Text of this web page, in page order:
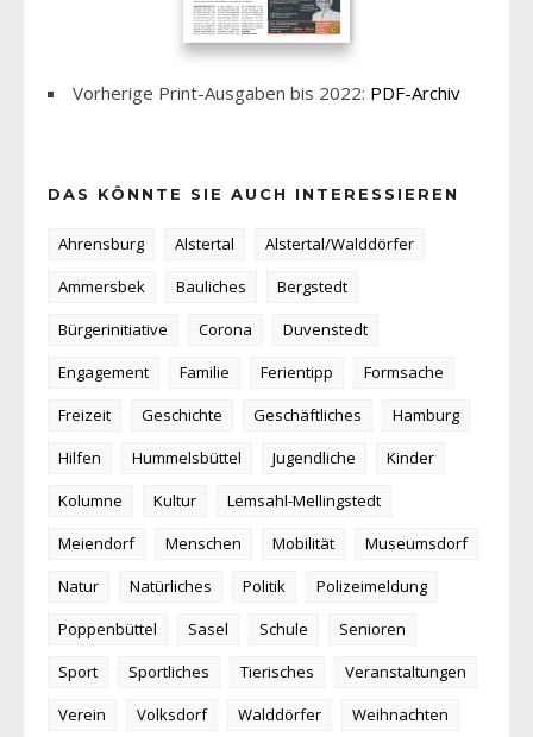
Vorherige Print-Ausgaben bis 2022: PDF-Archiv
DAS KÖNNTE SIE AUCH INTERESSIEREN
Ahrensburg Alstertal
Alstertal/Walddörfer
Ammersbek
Bauliches
Bergstedt
Bürgerinitiative
Corona
Duvenstedt
Engagement
Familie Ferientipp
Formsache
Freizeit
Geschichte Geschäftliches
Hamburg
Hilfen
Hummelsbüttel Jugendliche
Kinder
Kolumne
Kultur
Lemsahl-Mellingstedt
Meiendorf
Menschen Mobilität
Museumsdorf
Natur
Natürliches Politik
Polizeimeldung
Poppenbüttel
Sasel Schule
Senioren
Sport
Sportliches Tierisches
Veranstaltungen
Verein
Volksdorf Walddörfer
Weihnachten